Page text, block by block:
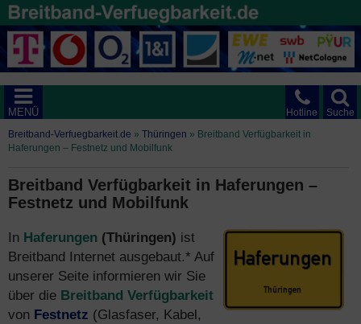
Suche
Hotline
MENÜ
Breitband-Verfuegbarkeit.de » Thüringen » Breitband Verfügbarkeit in
Haferungen – Festnetz und Mobilfunk
Breitband Verfügbarkeit in Haferungen –
Festnetz und Mobilfunk
In Haferungen (Thüringen) ist
Breitband Internet ausgebaut.* Auf
unserer Seite informieren wir Sie
über die Breitband Verfügbarkeit
von Festnetz (Glasfaser, Kabel,